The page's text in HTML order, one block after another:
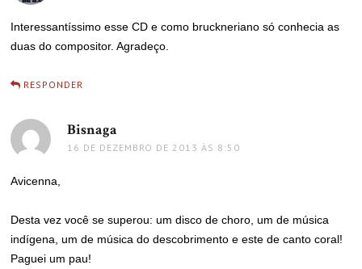
Interessantíssimo esse CD e como bruckneriano só conhecia as
duas do compositor. Agradeço.
RESPONDER
Bisnaga
16 DE DEZEMBRO DE 2013 ÀS 8:50
Avicenna,
Desta vez você se superou: um disco de choro, um de música
indígena, um de música do descobrimento e este de canto coral!
Paguei um pau!